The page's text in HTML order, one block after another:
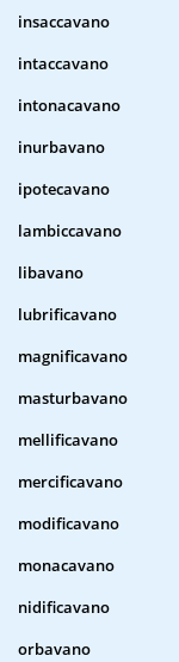
insaccavano
intaccavano
intonacavano
inurbavano
ipotecavano
lambiccavano
libavano
lubrificavano
magnificavano
masturbavano
mellificavano
mercificavano
modificavano
monacavano
nidificavano
orbavano